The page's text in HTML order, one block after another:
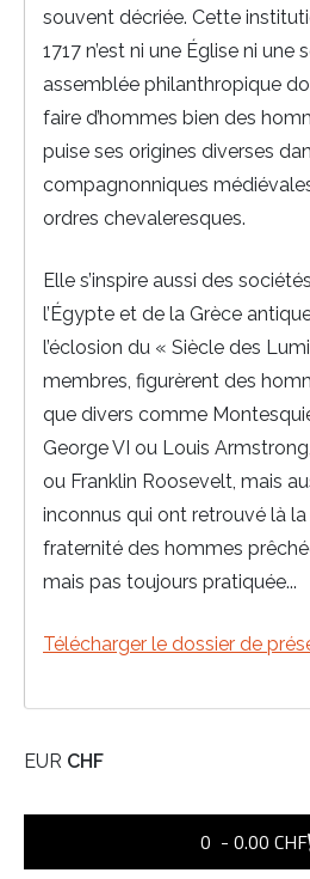
EUR CHF
0 - 0.00 CHF
souvent décriée. Cette
1717 n’est ni une Église ni une
assemblée philanthropique
faire d’hommes bien des
puise ses origines diverses
compagnonniques
ordres chevaleresques.
Elle s’inspire aussi des
l’Égypte et de la Grèce
l’éclosion du « Siècle des
membres, figurèrent des
que divers comme
George VI ou Louis
ou Franklin Roosevelt, mais
inconnus qui ont retrouvé là
fraternité des hommes
mais pas toujours pratiquée...
Télécharger le dossier de